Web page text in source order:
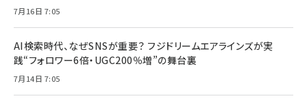
7月16日 7:05
AI検索時代、なぜSNSが重要？ フジドリームエアラインズが実
践“フォロワー6倍・UGC200％増”の舞台裏
7月14日 7:05